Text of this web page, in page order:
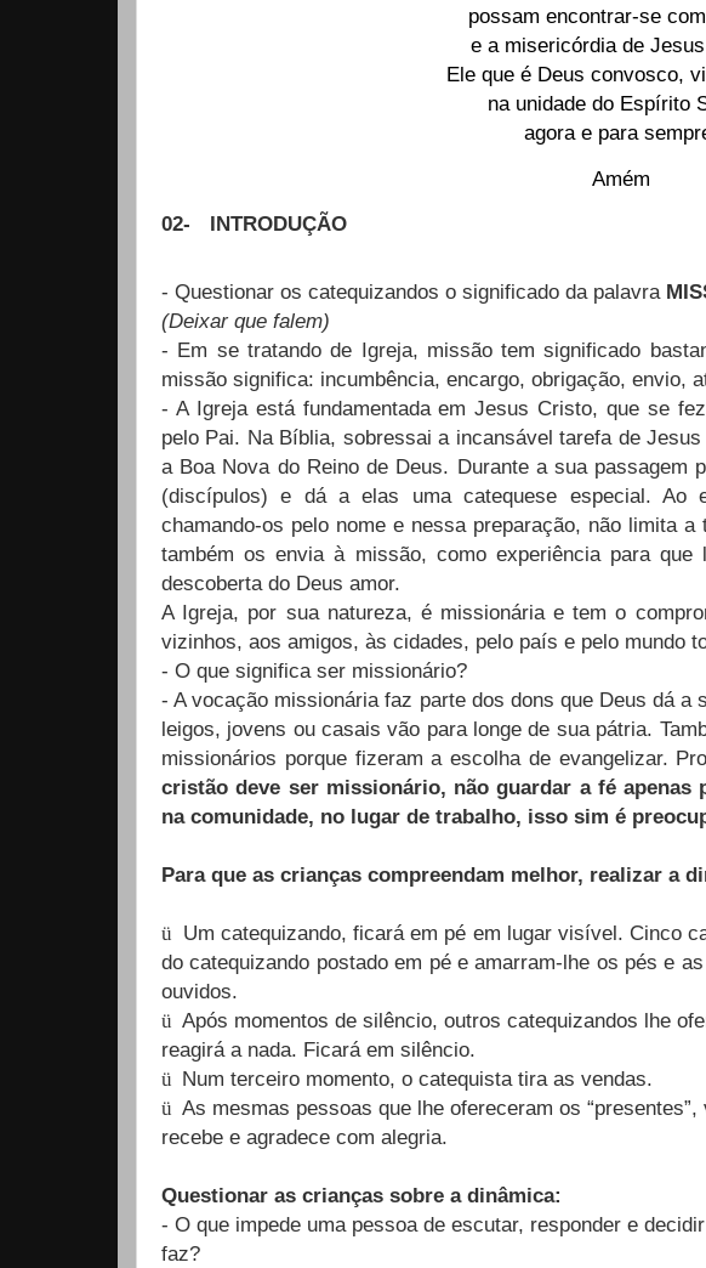
possam encontrar-se
e a misericórdia de
Ele que é Deus convosco,
na unidade do Espírito
agora e para
Amém
02-
INTRODUÇÃO
- Questionar os catequizandos o significado da palavra
(Deixar que falem)
- Em se tratando de Igreja, missão tem significado
missão significa: incumbência, encargo, obrigação, envio,
- A Igreja está fundamentada em Jesus Cristo, que se
pelo Pai. Na Bíblia, sobressai a incansável tarefa de
a Boa Nova do Reino de Deus. Durante a sua passagem
(discípulos) e dá a elas uma catequese especial. Ao
chamando-os pelo nome e nessa preparação, não limita
também os envia à missão, como experiência para
descoberta do Deus amor.
A Igreja, por sua natureza, é missionária e tem o
vizinhos, aos amigos, às cidades, pelo país e pelo mundo
- O que significa ser missionário?
- A vocação missionária faz parte dos dons que Deus dá a
leigos, jovens ou casais vão para longe de sua pátria.
missionários porque fizeram a escolha de evangelizar.
cristão deve ser missionário, não guardar a fé apenas
na comunidade, no lugar de trabalho, isso sim é
Para que as crianças compreendam melhor, realizar a
ü Um catequizando, ficará em pé em lugar visível. Cinco
do catequizando postado em pé e amarram-lhe os pés e
ouvidos.
ü Após momentos de silêncio, outros catequizandos lhe
reagirá a nada. Ficará em silêncio.
ü Num terceiro momento, o catequista tira as vendas.
ü As mesmas pessoas que lhe ofereceram os
recebe e agradece com alegria.
Questionar as crianças sobre a dinâmica:
- O que impede uma pessoa de escutar, responder e
faz?